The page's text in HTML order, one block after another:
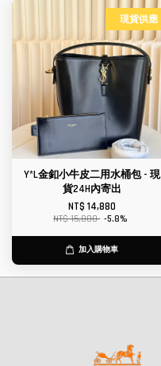
現貨供應
Y*L金釦小牛皮二用水桶包 - 現
貨24H內寄出
NT$ 14,880
NT$ 15,800 -5.8%
加入購物車